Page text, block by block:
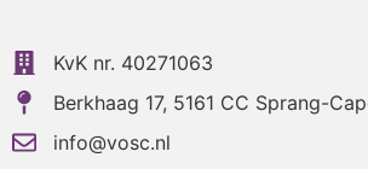
KvK nr. 40271063
Berkhaag 17, 5161 CC Sprang-
info@vosc.nl